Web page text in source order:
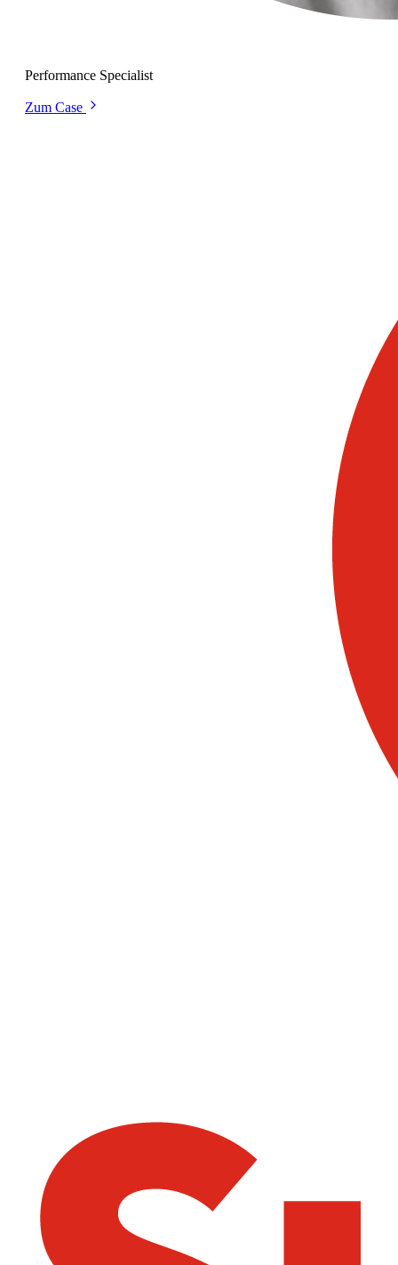
Performance Specialist
Zum Case